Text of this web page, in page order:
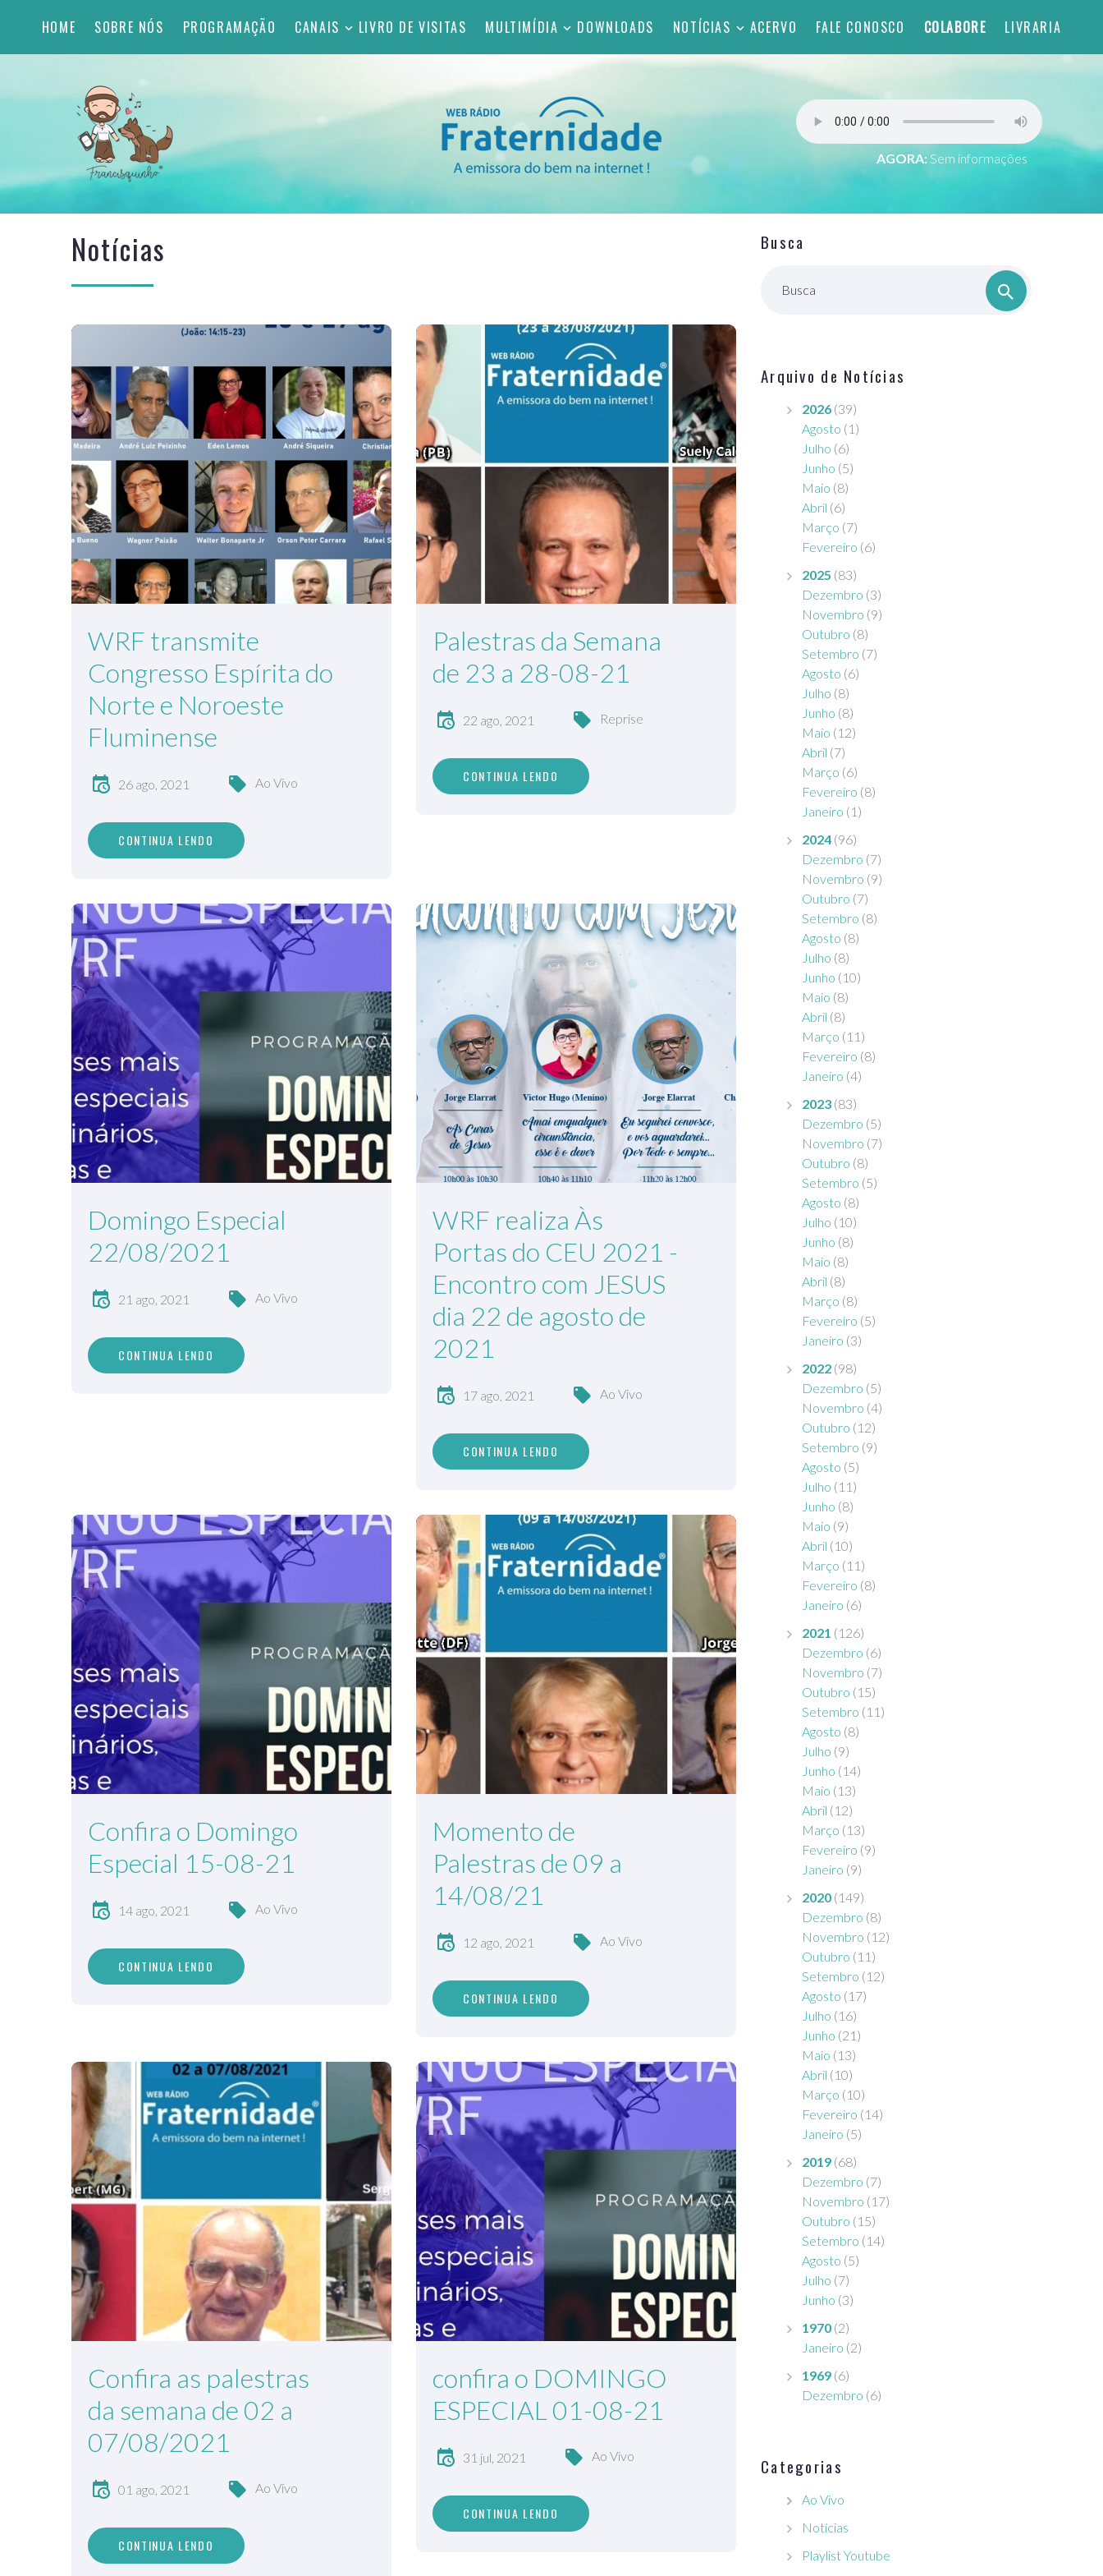
HOME SOBRE NÓS PROGRAMAÇÃO CANAIS LIVRO DE VISITAS MULTIMÍDIA DOWNLOADS NOTÍCIAS ACERVO FALE CONOSCO COLABORE LIVRARIA
AGORA: Sem informações
Notícias
WRF transmite
Congresso Espírita do
Norte e Noroeste
Fluminense
26 ago, 2021 Ao Vivo
CONTINUA LENDO
Palestras da Semana
de 23 a 28-08-21
22 ago, 2021 Reprise
CONTINUA LENDO
Domingo Especial
22/08/2021
21 ago, 2021 Ao Vivo
CONTINUA LENDO
WRF realiza Às
Portas do CEU 2021 -
Encontro com JESUS
dia 22 de agosto de
2021
17 ago, 2021 Ao Vivo
CONTINUA LENDO
Confira o Domingo
Especial 15-08-21
14 ago, 2021 Ao Vivo
CONTINUA LENDO
Momento de
Palestras de 09 a
14/08/21
12 ago, 2021 Ao Vivo
CONTINUA LENDO
Confira as palestras
da semana de 02 a
07/08/2021
01 ago, 2021 Ao Vivo
CONTINUA LENDO
confira o DOMINGO
ESPECIAL 01-08-21
31 jul, 2021 Ao Vivo
CONTINUA LENDO
Busca
Busca
Arquivo de Notícias
2026 (39)
Agosto (1)
Julho (6)
Junho (5)
Maio (8)
Abril (6)
Março (7)
Fevereiro (6)
2025 (83)
Dezembro (3)
Novembro (9)
Outubro (8)
Setembro (7)
Agosto (6)
Julho (8)
Junho (8)
Maio (12)
Abril (7)
Março (6)
Fevereiro (8)
Janeiro (1)
2024 (96)
Dezembro (7)
Novembro (9)
Outubro (7)
Setembro (8)
Agosto (8)
Julho (8)
Junho (10)
Maio (8)
Abril (8)
Março (11)
Fevereiro (8)
Janeiro (4)
2023 (83)
Dezembro (5)
Novembro (7)
Outubro (8)
Setembro (5)
Agosto (8)
Julho (10)
Junho (8)
Maio (8)
Abril (8)
Março (8)
Fevereiro (5)
Janeiro (3)
2022 (98)
Dezembro (5)
Novembro (4)
Outubro (12)
Setembro (9)
Agosto (5)
Julho (11)
Junho (8)
Maio (9)
Abril (10)
Março (11)
Fevereiro (8)
Janeiro (6)
2021 (126)
Dezembro (6)
Novembro (7)
Outubro (15)
Setembro (11)
Agosto (8)
Julho (9)
Junho (14)
Maio (13)
Abril (12)
Março (13)
Fevereiro (9)
Janeiro (9)
2020 (149)
Dezembro (8)
Novembro (12)
Outubro (11)
Setembro (12)
Agosto (17)
Julho (16)
Junho (21)
Maio (13)
Abril (10)
Março (10)
Fevereiro (14)
Janeiro (5)
2019 (68)
Dezembro (7)
Novembro (17)
Outubro (15)
Setembro (14)
Agosto (5)
Julho (7)
Junho (3)
1970 (2)
Janeiro (2)
1969 (6)
Dezembro (6)
Categorias
Ao Vivo
Notícias
Playlist Youtube